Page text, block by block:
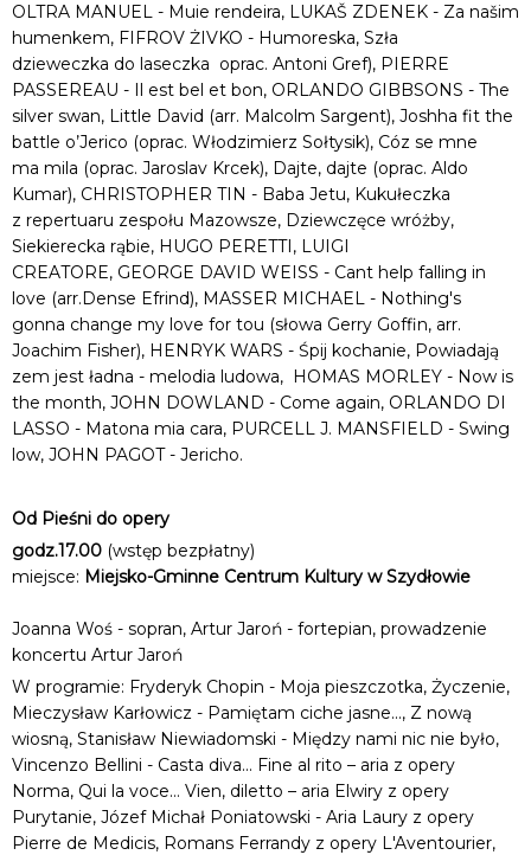
OLTRA MANUEL - Muie rendeira, LUKAŠ ZDENEK - Za našim
humenkem, FIFROV ŻIVKO - Humoreska, Szła
dzieweczka do laseczka oprac. Antoni Gref), PIERRE
PASSEREAU - Il est bel et bon, ORLANDO GIBBSONS - The
silver swan, Little David (arr. Malcolm Sargent), Joshha fit the
battle o’Jerico (oprac. Włodzimierz Sołtysik), Cóz se mne
ma mila (oprac. Jaroslav Krcek), Dajte, dajte (oprac. Aldo
Kumar), CHRISTOPHER TIN - Baba Jetu, Kukułeczka
z repertuaru zespołu Mazowsze, Dziewczęce wróżby,
Siekierecka rąbie, HUGO PERETTI, LUIGI
CREATORE, GEORGE DAVID WEISS - Cant help falling in
love (arr.Dense Efrind), MASSER MICHAEL - Nothing's
gonna change my love for tou (słowa Gerry Goffin, arr.
Joachim Fisher), HENRYK WARS - Śpij kochanie, Powiadają
zem jest ładna - melodia ludowa, HOMAS MORLEY - Now is
the month, JOHN DOWLAND - Come again, ORLANDO DI
LASSO - Matona mia cara, PURCELL J. MANSFIELD - Swing
low, JOHN PAGOT - Jericho.
Od Pieśni do opery
godz.17.00 (wstęp bezpłatny)
miejsce: Miejsko-Gminne Centrum Kultury w Szydłowie
Joanna Woś - sopran, Artur Jaroń - fortepian, prowadzenie
koncertu Artur Jaroń
W programie: Fryderyk Chopin - Moja pieszczotka, Życzenie,
Mieczysław Karłowicz - Pamiętam ciche jasne..., Z nową
wiosną, Stanisław Niewiadomski - Między nami nic nie było,
Vincenzo Bellini - Casta diva... Fine al rito – aria z opery
Norma, Qui la voce… Vien, diletto – aria Elwiry z opery
Purytanie, Józef Michał Poniatowski - Aria Laury z opery
Pierre de Medicis, Romans Ferrandy z opery L'Aventourier,